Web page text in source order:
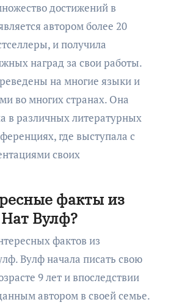
достижений в
автором более 20
и получила
наград за свои работы.
на многие языки и
во многих странах. Она
в различных литературных
где выступала с
своих
факты из
Вулф?
фактов из
Вулф начала писать свою
9 лет и впоследствии
автором в своей семье.